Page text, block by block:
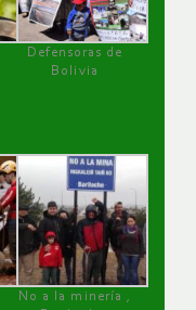
Defensoras de
Bolivia
No a la minería ,